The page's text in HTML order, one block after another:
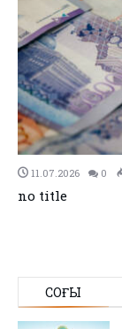
11.07.2026 0
no title
СОҢҒЫ